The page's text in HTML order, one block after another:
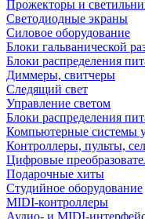
Прожекторы и
Светодиодные экраны
Силовое оборудование
Блоки гальванической
Блоки распределения
Диммеры, свитчеры
Следящий свет
Управление светом
Блоки распределения
Компьютерные системы
Контроллеры, пульты,
Цифровые
Подарочные хиты
Студийное оборудование
MIDI-контроллеры
Аудио- и MIDI-